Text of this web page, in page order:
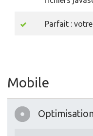
Parfait :
Mobile